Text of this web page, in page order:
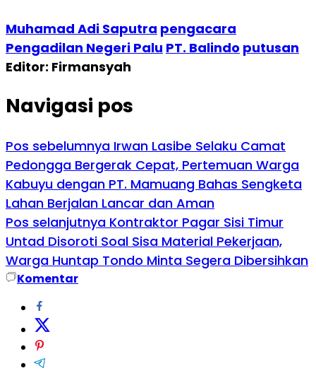
Muhamad Adi Saputra pengacara
Pengadilan Negeri Palu PT. Balindo putusan
Editor: Firmansyah
Navigasi pos
Pos sebelumnya Irwan Lasibe Selaku Camat
Pedongga Bergerak Cepat, Pertemuan Warga
Kabuyu dengan PT. Mamuang Bahas Sengketa
Lahan Berjalan Lancar dan Aman
Pos selanjutnya Kontraktor Pagar Sisi Timur
Untad Disoroti Soal Sisa Material Pekerjaan,
Warga Huntap Tondo Minta Segera Dibersihkan
Komentar